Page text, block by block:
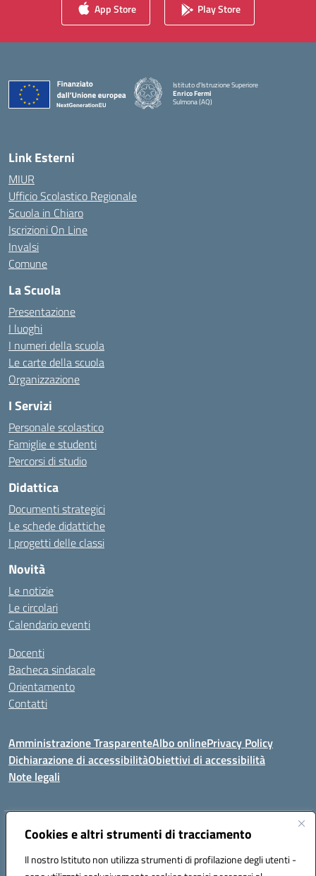
Cookies e altri strumenti di tracciamento
Il nostro Istituto non utilizza strumenti di profilazione degli utenti -
App Store Play Store
Istituto d'Istruzione Superiore
Enrico Fermi
Sulmona (AQ)
— Visita la pagina iniziale della scuola
Link Esterni
MIUR
Ufficio Scolastico Regionale
Scuola in Chiaro
Iscrizioni On Line
Invalsi
Comune
La Scuola
Presentazione
I luoghi
I numeri della scuola
Le carte della scuola
Organizzazione
I Servizi
Personale scolastico
Famiglie e studenti
Percorsi di studio
Didattica
Documenti strategici
Le schede didattiche
I progetti delle classi
Novità
Le notizie
Le circolari
Calendario eventi
Docenti
Bacheca sindacale
Orientamento
Contatti
Amministrazione TrasparenteAlbo onlinePrivacy Policy
Dichiarazione di accessibilitàObiettivi di accessibilità
Note legali
Indirizzo:Viale P. Togliatti snc 67039 Sulmona (AQ)
Posta elettronica certificata (PEC):aqis01900g@pec.istruzione.it